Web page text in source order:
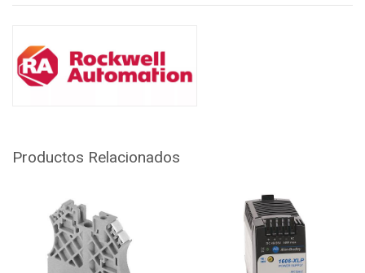
Productos Relacionados